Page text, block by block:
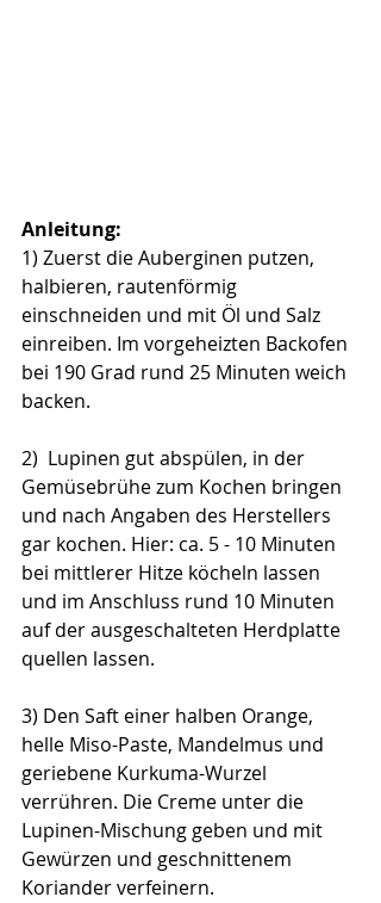
Anleitung:
1) Zuerst die Auberginen putzen,
halbieren, rautenförmig
einschneiden und mit Öl und Salz
einreiben. Im vorgeheizten Backofen
bei 190 Grad rund 25 Minuten weich
backen.
2)  Lupinen gut abspülen, in der
Gemüsebrühe zum Kochen bringen
und nach Angaben des Herstellers
gar kochen. Hier: ca. 5 - 10 Minuten
bei mittlerer Hitze köcheln lassen
und im Anschluss rund 10 Minuten
auf der ausgeschalteten Herdplatte
quellen lassen.
3) Den Saft einer halben Orange,
helle Miso-Paste, Mandelmus und
geriebene Kurkuma-Wurzel
verrühren. Die Creme unter die
Lupinen-Mischung geben und mit
Gewürzen und geschnittenem
Koriander verfeinern.